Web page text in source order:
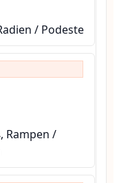
/ Podeste
Rampen /